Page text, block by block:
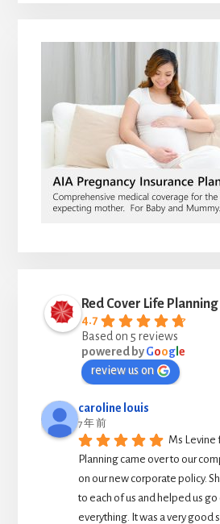
Red Cover Life Planning
4.7
Based on 5 reviews
powered byGoogl e
review us on
caroline louis
7 年 前
Ms Levine
Planning came over to our
on our new corporate policy.
to each of us and helped us
everything. It was a very good